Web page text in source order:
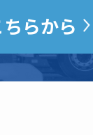
らから